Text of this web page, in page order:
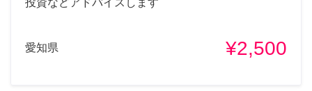
投資などアドバイスします
愛知県 ¥2,500